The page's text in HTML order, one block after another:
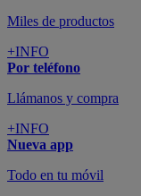
Miles de productos
+INFO
Por teléfono
Llámanos y compra
+INFO
Nueva app
Todo en tu móvil